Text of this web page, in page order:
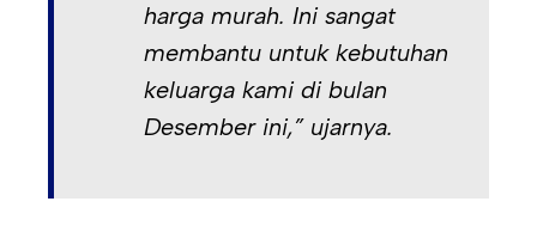
harga murah. Ini sangat
membantu untuk kebutuhan
keluarga kami di bulan
Desember ini,” ujarnya.